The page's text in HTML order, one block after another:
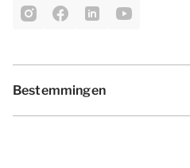
Bestemmingen